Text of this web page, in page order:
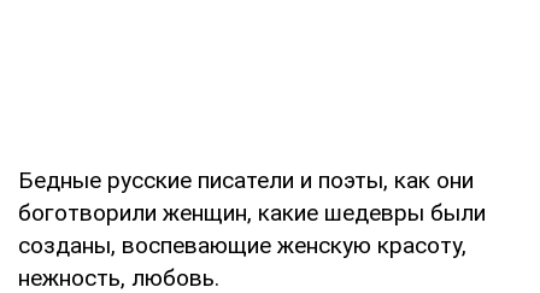
Бедные русские писатели и поэты, как они
боготворили женщин, какие шедевры были
созданы, воспевающие женскую красоту,
нежность, любовь.